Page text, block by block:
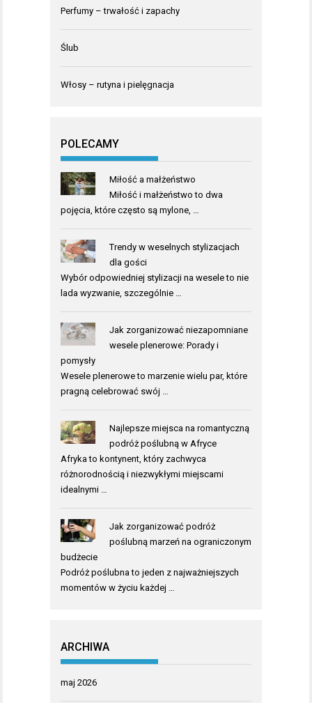
Perfumy – trwałość i zapachy
Ślub
Włosy – rutyna i pielęgnacja
POLECAMY
Miłość a małżeństwo
Miłość i małżeństwo to dwa
pojęcia, które często są mylone, …
Trendy w weselnych stylizacjach
dla gości
Wybór odpowiedniej stylizacji na wesele to nie
lada wyzwanie, szczególnie …
Jak zorganizować niezapomniane
wesele plenerowe: Porady i
pomysły
Wesele plenerowe to marzenie wielu par, które
pragną celebrować swój …
Najlepsze miejsca na romantyczną
podróż poślubną w Afryce
Afryka to kontynent, który zachwyca
różnorodnością i niezwykłymi miejscami
idealnymi …
Jak zorganizować podróż
poślubną marzeń na ograniczonym
budżecie
Podróż poślubna to jeden z najważniejszych
momentów w życiu każdej …
ARCHIWA
maj 2026